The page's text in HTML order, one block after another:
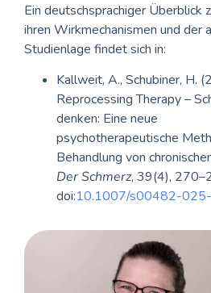
Ein deutschsprachiger Überblick
ihren Wirkmechanismen und der
Studienlage findet sich in:
Kallweit, A., Schubiner, H.
Reprocessing Therapy –
denken: Eine neue
psychotherapeutische
Behandlung von
Der Schmerz, 39(4),
doi:10.1007/s00482-